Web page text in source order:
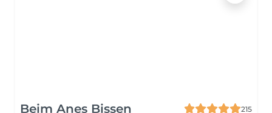
Beim Anes Bissen
215